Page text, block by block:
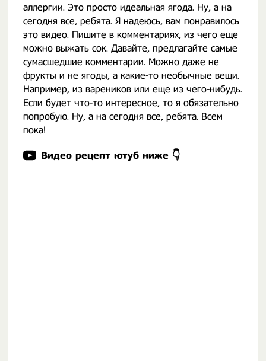
аллергии. Это просто идеальная ягода. Ну, а на
сегодня все, ребята. Я надеюсь, вам понравилось
это видео. Пишите в комментариях, из чего еще
можно выжать сок. Давайте, предлагайте самые
сумасшедшие комментарии. Можно даже не
фрукты и не ягоды, а какие-то необычные вещи.
Например, из вареников или еще из чего-нибудь.
Если будет что-то интересное, то я обязательно
попробую. Ну, а на сегодня все, ребята. Всем
пока!
Видео рецепт ютуб ниже 👇